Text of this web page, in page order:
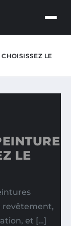
CHOISISSEZ LE
LE
revêtement,
et […]